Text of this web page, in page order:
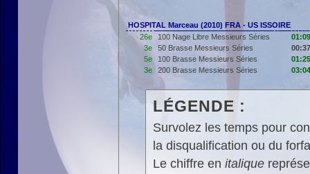
HOSPITAL Marceau (2010) FRA - US ISSOIRE
26e
100 Nage Libre Messieurs Séries
3e
50 Brasse Messieurs Séries
5e
100 Brasse Messieurs Séries
3e
200 Brasse Messieurs Séries
LÉGENDE :
Survolez les temps pour
la disqualification ou du
Le chiffre en italique